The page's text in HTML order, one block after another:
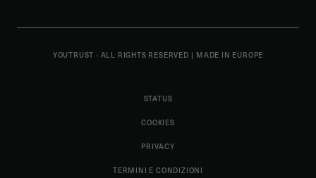
YOUTRUST - ALL RIGHTS RESERVED | MADE IN EUROPE
STATUS
COOKIES
PRIVACY
TERMINI E CONDIZIONI